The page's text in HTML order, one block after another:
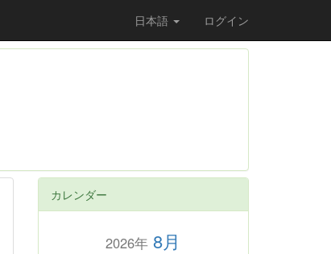
日本語 ログイン
カレンダー
2026年 8月